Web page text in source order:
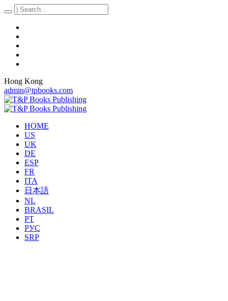
Hong Kong
admin@tpbooks.com
HOME
US
UK
DE
ESP
FR
ITA
日本語
NL
BRASIL
PT
РУС
SRP